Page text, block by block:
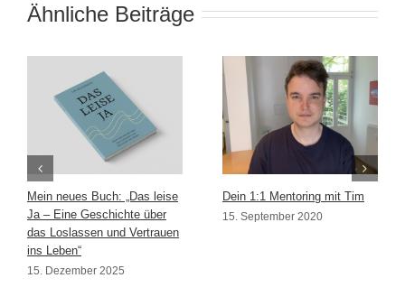
Ähnliche Beiträge
Mein neues Buch: „Das leise
Ja – Eine Geschichte über
das Loslassen und Vertrauen
ins Leben“
15. Dezember 2025
Dein 1:1 Mentoring mit Tim
15. September 2020